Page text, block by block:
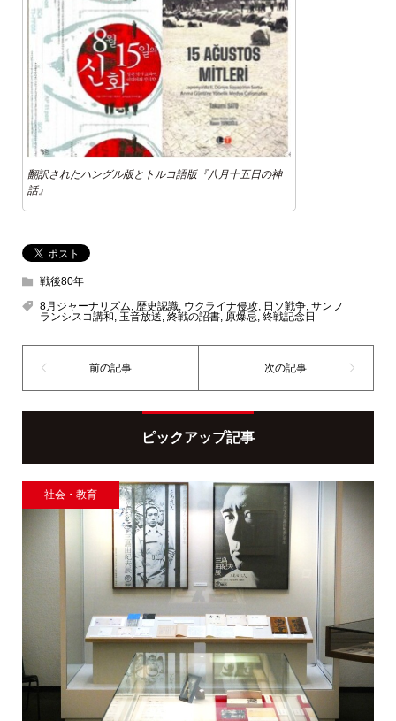
翻訳されたハングル版とトルコ語版『八月十五日の神
話』
戦後80年
8月ジャーナリズム, 歴史認識, ウクライナ侵攻, 日ソ戦争, サンフ
ランシスコ講和, 玉音放送, 終戦の詔書, 原爆忌, 終戦記念日
ピックアップ記事
社会・教育